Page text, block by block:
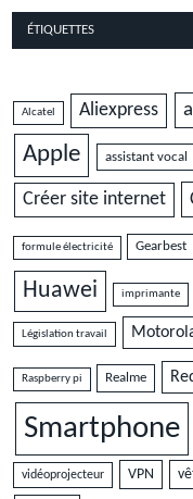
ÉTIQUETTES
Alcatel Aliexpress
Apple assistant vocal
Créer site internet
formule électricité Gearbest
Huawei imprimante
Législation travail
Raspberry pi Realme
Smartphone
vidéoprojecteur VPN